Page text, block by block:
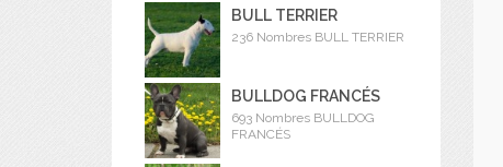
BULL TERRIER
236 Nombres BULL TERRIER
BULLDOG FRANCÉS
693 Nombres BULLDOG
FRANCÉS